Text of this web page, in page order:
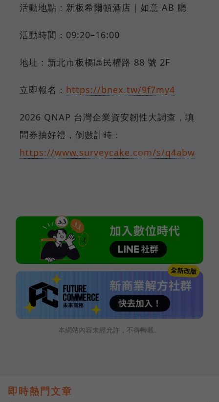
活動地點：新板希爾頓酒店｜如意 AB 廳
活動時間：09:20–16:00
地址：新北市板橋區民權路 88 號 2F
立即報名： https://bnex.tw/9f7my4
2026 QNAP 台灣企業資安韌性大調查，填
問券抽好禮，倒數計時：
https://www.surveycake.com/s/q4abw
本網站內容未經允許，不得轉載。
即時熱門文章